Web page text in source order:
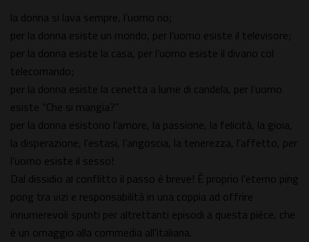
la donna si lava sempre, l’uomo no;
per la donna esiste un mondo, per l’uomo esiste il televisore;
per la donna esiste la casa, per l’uomo esiste il divano col
telecomando;
per la donna esiste la cenetta a lume di candela, per l’uomo
esiste “Che si mangia?”
per la donna esistono l’amore, la passione, la felicità, la gioia,
la disperazione, l’estasi, l’angoscia, la tenerezza, l’affetto, per
l’uomo esiste il sesso!
Dal dissidio al conflitto il passo è breve! È proprio l’eterno ping
pong tra vizi e responsabilità in una coppia ad offrire
innumerevoli spunti per altrettanti episodi a questa piéce, che
è un omaggio alla commedia all’italiana.